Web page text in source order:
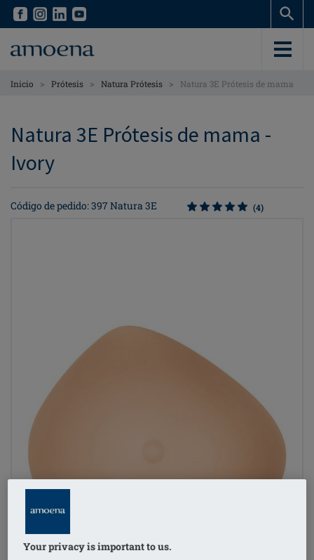
Skip
content
Skip
content
Inicio > Prótesis > Natura Prótesis > Natura 3E Prótesis de mama
Natura 3E Prótesis de mama -
Ivory
Código de pedido: 397 Natura 3E (4)
Your privacy is important to us.